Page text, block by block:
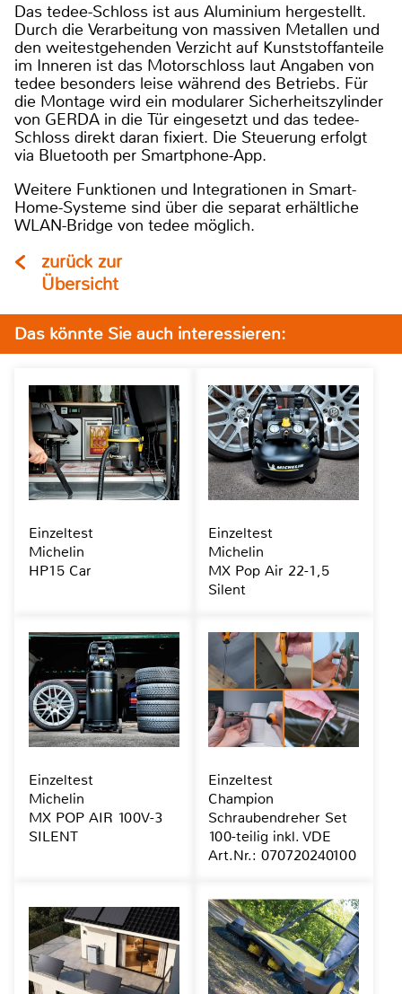
Das tedee-Schloss ist aus Aluminium hergestellt.
Durch die Verarbeitung von massiven Metallen und
den weitestgehenden Verzicht auf Kunststoffanteile
im Inneren ist das Motorschloss laut Angaben von
tedee besonders leise während des Betriebs. Für
die Montage wird ein modularer Sicherheitszylinder
von GERDA in die Tür eingesetzt und das tedee-
Schloss direkt daran fixiert. Die Steuerung erfolgt
via Bluetooth per Smartphone-App.
Weitere Funktionen und Integrationen in Smart-
Home-Systeme sind über die separat erhältliche
WLAN-Bridge von tedee möglich.
zurück zur
Übersicht
Das könnte Sie auch interessieren:
Einzeltest
Michelin
HP15 Car
Einzeltest
Michelin
MX Pop Air 22-1,5
Silent
Einzeltest
Michelin
MX POP AIR 100V-3
SILENT
Einzeltest
Champion
Schraubendreher Set
100-teilig inkl. VDE
Art.Nr.: 070720240100